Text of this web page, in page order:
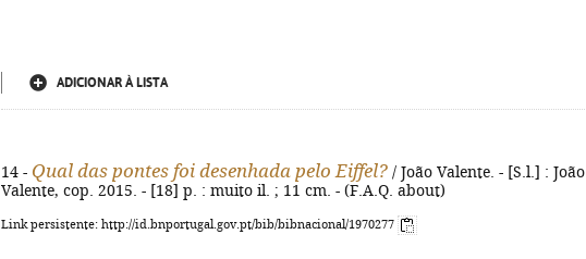
ADICIONAR À LISTA
14 - Qual das pontes foi desenhada pelo Eiffel? / João Valente. - [S.l.] : João
Valente, cop. 2015. - [18] p. : muito il. ; 11 cm. - (F.A.Q. about)
Link persistente: http://id.bnportugal.gov.pt/bib/bibnacional/1970277